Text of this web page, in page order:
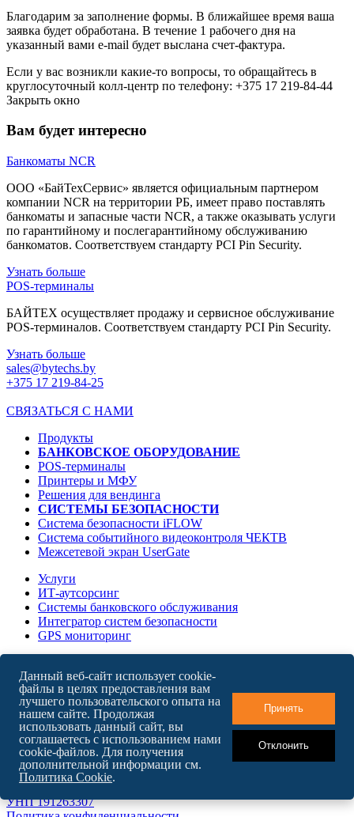
Благодарим за заполнение формы. В ближайшее время ваша
заявка будет обработана. В течение 1 рабочего дня на
указанный вами e-mail будет выслана счет-фактура.
Если у вас возникли какие-то вопросы, то обращайтесь в
круглосуточный колл-центр по телефону: +375 17 219-84-44
Закрыть окно
Вам будет интересно
Банкоматы NCR
ООО «БайТехСервис» является официальным партнером
компании NCR на территории РБ, имеет право поставлять
банкоматы и запасные части NCR, а также оказывать услуги
по гарантийному и послегарантийному обслуживанию
банкоматов. Соответствуем стандарту PCI Pin Security.
Узнать больше
POS-терминалы
БАЙТЕХ осуществляет продажу и сервисное обслуживание
POS-терминалов. Соответствуем стандарту PCI Pin Security.
Узнать больше
sales@bytechs.by
+375 17 219-84-25
СВЯЗАТЬСЯ С НАМИ
Продукты
БАНКОВСКОЕ ОБОРУДОВАНИЕ
POS-терминалы
Принтеры и МФУ
Решения для вендинга
СИСТЕМЫ БЕЗОПАСНОСТИ
Система безопасности iFLOW
Система событийного видеоконтроля ЧЕКТВ
Межсетевой экран UserGate
Услуги
ИТ-аутсорсинг
Системы банковского обслуживания
Интегратор систем безопасности
GPS мониторинг
Карьера в БайТех
Новости
Контакты
English version
Карта сайта
ООО "БайТехСервис"
УНП 191263307
Данный веб-сайт использует cookie-
файлы в целях предоставления вам
лучшего пользовательского опыта на
нашем сайте. Продолжая
использовать данный сайт, вы
соглашаетесь с использованием нами
cookie-файлов. Для получения
дополнительной информации см.
Политика Cookie.
Принять
Отклонить